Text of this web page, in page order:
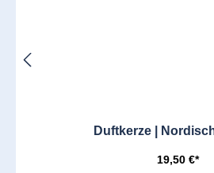
Duftkerze |
19,50 €*